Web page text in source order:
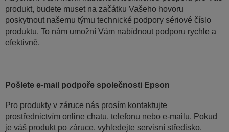
produkt, budete muset na začátku Vašeho hovoru
poskytnout našemu týmu technické podpory sériové číslo
produktu. To nám umožní Vám nabídnout podporu rychle a
efektivně.
Pošlete e-mail podpoře společnosti Epson
Pro produkty v záruce nás prosím kontaktujte
prostřednictvím online chatu, telefonu nebo e-mailu. Pokud
je váš produkt po záruce, vyhledejte servisní středisko.